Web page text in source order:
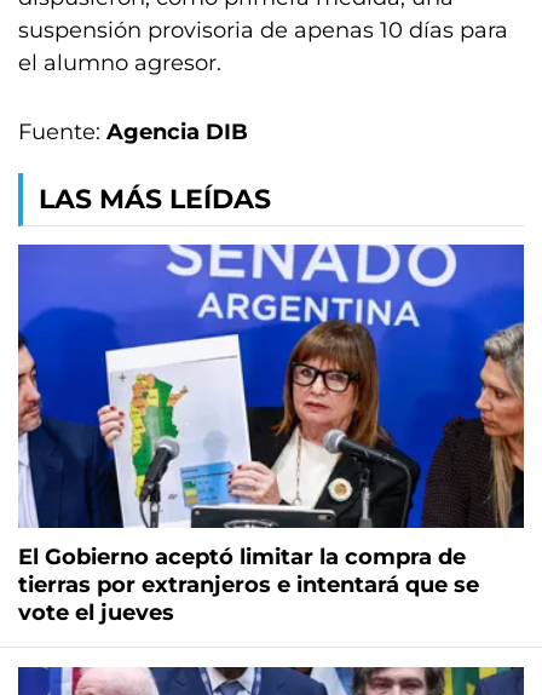
suspensión provisoria de apenas 10 días para
el alumno agresor.
Fuente: Agencia DIB
LAS MÁS LEÍDAS
El Gobierno aceptó limitar la compra de
tierras por extranjeros e intentará que se
vote el jueves